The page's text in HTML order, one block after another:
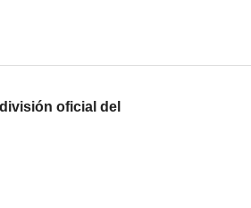
oficial del